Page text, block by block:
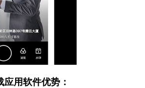
用软件优势：